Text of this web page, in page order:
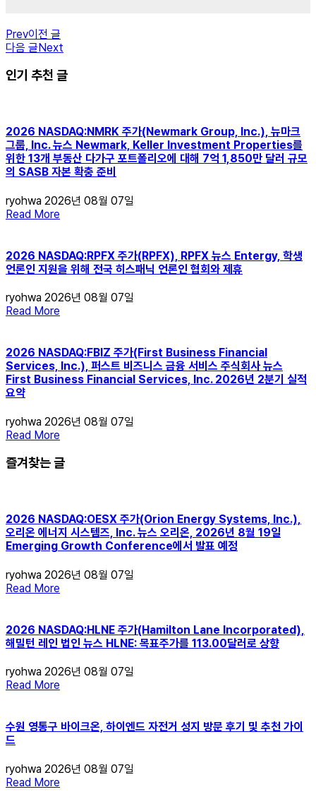
Prev이전 글
다음 글Next
인기 추천 글
2026 NASDAQ:NMRK 주가(Newmark Group, Inc.), 뉴마크
그룹, Inc. 뉴스 Newmark, Keller Investment Properties를
위한 13개 부동산 다가구 포트폴리오에 대해 7억 1,850만 달러 규모
의 SASB 자본 확충 준비
ryohwa 2026년 08월 07일
Read More
2026 NASDAQ:RPFX 주가(RPFX), RPFX 뉴스 Entergy, 학생
언론인 지원을 위해 전국 히스패닉 언론인 협회와 제휴
ryohwa 2026년 08월 07일
Read More
2026 NASDAQ:FBIZ 주가(First Business Financial
Services, Inc.), 퍼스트 비즈니스 금융 서비스 주식회사 뉴스
First Business Financial Services, Inc. 2026년 2분기 실적
요약
ryohwa 2026년 08월 07일
Read More
즐겨찾는 글
2026 NASDAQ:OESX 주가(Orion Energy Systems, Inc.),
오리온 에너지 시스템즈, Inc. 뉴스 오리온, 2026년 8월 19일
Emerging Growth Conference에서 발표 예정
ryohwa 2026년 08월 07일
Read More
2026 NASDAQ:HLNE 주가(Hamilton Lane Incorporated),
해밀턴 레인 법인 뉴스 HLNE: 목표주가를 113.00달러로 상향
ryohwa 2026년 08월 07일
Read More
수원 영통구 바이크온, 하이엔드 자전거 성지 방문 후기 및 추천 가이
드
ryohwa 2026년 08월 07일
Read More